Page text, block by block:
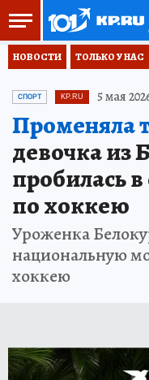
НОВОСТИ ТОЛЬКО У НАС
СПОРТ KP.RU 5 мая
Променяла
девочка из
пробилась
по хоккею
Уроженка
национальную
хоккею